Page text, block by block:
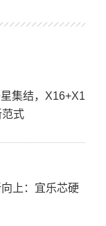
集结，X16+X1
范式
上：宜乐芯硬